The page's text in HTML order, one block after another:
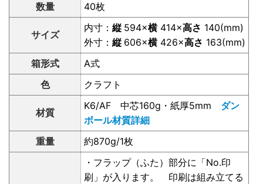
数量 40枚
サイズ
内寸： 縦 594×横414×高さ 140(mm)
外寸： 縦 606×横426×高さ 163(mm)
箱形式
A式
色
クラフト
材質
K6/AF 中芯160g・紙厚5mm ダン
ボール材質詳細
重量
約870g/1枚
・フラップ（ふた）部分に「No.印
刷」が入ります。 印刷は組み立てる